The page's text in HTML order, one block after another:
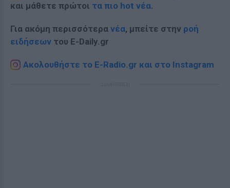
και μάθετε πρώτοι τα πιο hot νέα.
Για ακόμη περισσότερα νέα, μπείτε στην ροή
ειδήσεων του E-Daily.gr
Ακολουθήστε το E-Radio.gr και στο Instagram